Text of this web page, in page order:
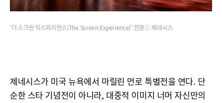
‘더 스크린 익스피리언스(The Screen Experience)’ 전경ⓒ 제네시스
제네시스가 미국 뉴욕에서 마릴린 먼로 특별전을 연다. 단
순한 스타 기념전이 아니라, 대중적 이미지 너머 자신만의